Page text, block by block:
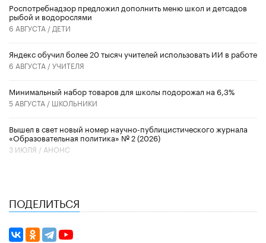
Роспотребнадзор предложил дополнить меню школ и детсадов
рыбой и водорослями
6 АВГУСТА / ДЕТИ
​Яндекс обучил более 20 тысяч учителей использовать ИИ в работе
6 АВГУСТА /УЧИТЕЛЯ
Минимальный набор товаров для школы подорожал на 6,3%
5 АВГУСТА / ШКОЛЬНИКИ
Вышел в свет новый номер научно-публицистического журнала
«Образовательная политика» № 2 (2026)
3 ИЮЛЯ / АНОНС
ПОДЕЛИТЬСЯ